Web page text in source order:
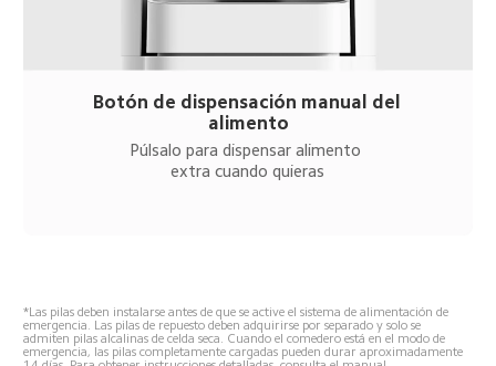
Botón de dispensación manual del
alimento
Púlsalo para dispensar alimento
extra cuando quieras
*Las pilas deben instalarse antes de que se active el sistema de alimentación de
emergencia. Las pilas de repuesto deben adquirirse por separado y solo se
admiten pilas alcalinas de celda seca. Cuando el comedero está en el modo de
emergencia, las pilas completamente cargadas pueden durar aproximadamente